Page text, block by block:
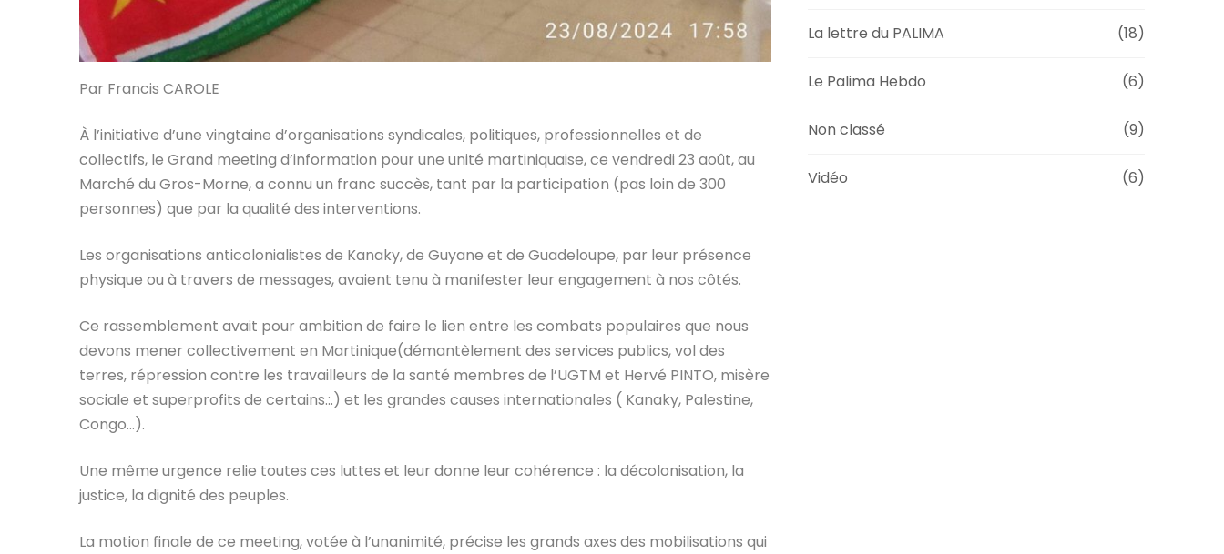
Par Francis CAROLE
À l’initiative d’une vingtaine d’organisations syndicales, politiques, professionnelles et de
collectifs, le Grand meeting d’information pour une unité martiniquaise, ce vendredi 23 août, au
Marché du Gros-Morne, a connu un franc succès, tant par la participation (pas loin de 300
personnes) que par la qualité des interventions.
Les organisations anticolonialistes de Kanaky, de Guyane et de Guadeloupe, par leur présence
physique ou à travers de messages, avaient tenu à manifester leur engagement à nos côtés.
Ce rassemblement avait pour ambition de faire le lien entre les combats populaires que nous
devons mener collectivement en Martinique(démantèlement des services publics, vol des
terres, répression contre les travailleurs de la santé membres de l’UGTM et Hervé PINTO, misère
sociale et superprofits de certains.:.) et les grandes causes internationales ( Kanaky, Palestine,
Congo…).
Une même urgence relie toutes ces luttes et leur donne leur cohérence : la décolonisation, la
justice, la dignité des peuples.
La motion finale de ce meeting, votée à l’unanimité, précise les grands axes des mobilisations qui
La lettre du PALIMA (18)
Le Palima Hebdo (6)
Non classé (9)
Vidéo (6)